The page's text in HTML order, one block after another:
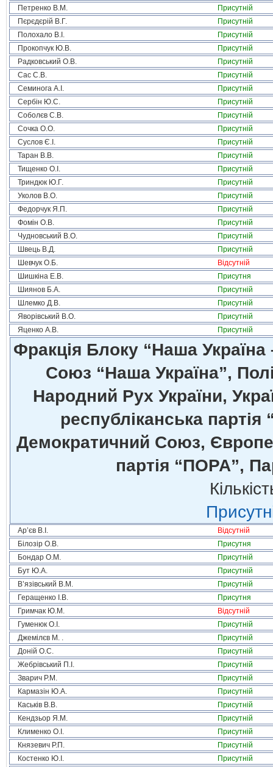
Петренко В.М.
Присутній
Пєрєдєрій В.Г.
Присутній
Полохало В.І.
Присутній
Прокопчук Ю.В.
Присутній
Радковський О.В.
Присутній
Сас С.В.
Присутній
Семинога А.І.
Присутній
Сербін Ю.С.
Присутній
Соболєв С.В.
Присутній
Сочка О.О.
Присутній
Суслов Є.І.
Присутній
Таран В.В.
Присутній
Тищенко О.І.
Присутній
Триндюк Ю.Г.
Присутній
Уколов В.О.
Присутній
Федорчук Я.П.
Присутній
Фомін О.В.
Присутній
Чудновський В.О.
Присутній
Швець В.Д.
Присутній
Шевчук О.Б.
Відсутній
Шишкіна Е.В.
Присутня
Шиянов Б.А.
Присутній
Шлемко Д.В.
Присутній
Яворівський В.О.
Присутній
Яценко А.В.
Присутній
Фракція Блоку “Наша
Союз “Наша Україна”,
Народний Рух України,
республіканська
Демократичний Союз,
партія “ПОРА”,
Ар’єв В.І.
Відсутній
Білозір О.В.
Присутня
Бондар О.М.
Присутній
Бут Ю.А.
Присутній
В’язівський В.М.
Присутній
Геращенко І.В.
Присутня
Гримчак Ю.М.
Відсутній
Гуменюк О.І.
Присутній
Джемілєв М. .
Присутній
Доній О.С.
Присутній
Жебрівський П.І.
Присутній
Зварич Р.М.
Присутній
Кармазін Ю.А.
Присутній
Каськів В.В.
Присутній
Кендзьор Я.М.
Присутній
Клименко О.І.
Присутній
Князевич Р.П.
Присутній
Костенко Ю.І.
Присутній